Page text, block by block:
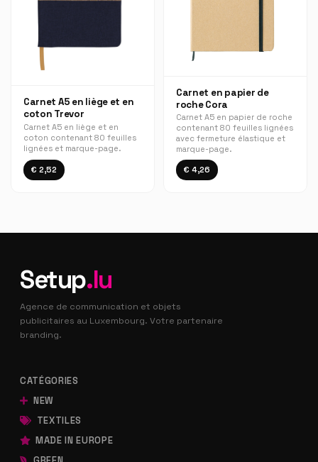
Carnet A5 en liège et en
coton Trevor
Carnet A5 en liège et en
coton contenant 80 feuilles
lignées et marque-page.
€ 2,52
Carnet en papier de
roche Cora
Carnet A5 en papier de roche
contenant 80 feuilles lignées
avec fermeture élastique et
marque-page.
€ 4,26
Setup.lu
Agence de communication et objets
publicitaires au Luxembourg. Votre partenaire
branding.
CATÉGORIES
NEW
TEXTILES
MADE IN EUROPE